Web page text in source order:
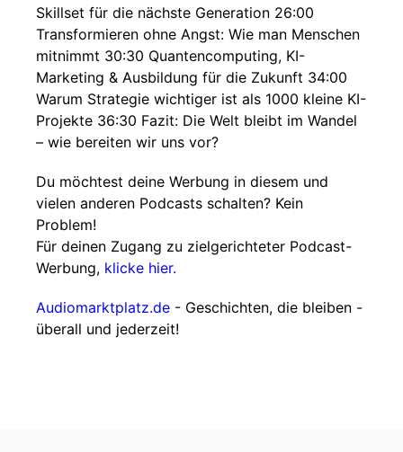
Skillset für die nächste Generation 26:00
Transformieren ohne Angst: Wie man Menschen
mitnimmt 30:30 Quantencomputing, KI-
Marketing & Ausbildung für die Zukunft 34:00
Warum Strategie wichtiger ist als 1000 kleine KI-
Projekte 36:30 Fazit: Die Welt bleibt im Wandel
– wie bereiten wir uns vor?
Du möchtest deine Werbung in diesem und
vielen anderen Podcasts schalten? Kein
Problem!
Für deinen Zugang zu zielgerichteter Podcast-
Werbung, klicke hier.
Audiomarktplatz.de - Geschichten, die bleiben -
überall und jederzeit!